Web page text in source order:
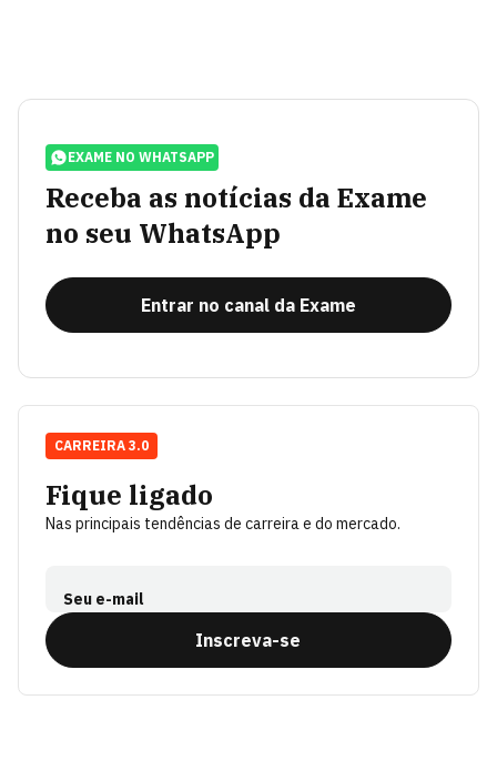
EXAME NO WHATSAPP
Receba as notícias da Exame
no seu WhatsApp
Entrar no canal da Exame
Fique ligado
Nas principais tendências de carreira e do mercado.
Seu e-mail
Inscreva-se
CARREIRA 3.0